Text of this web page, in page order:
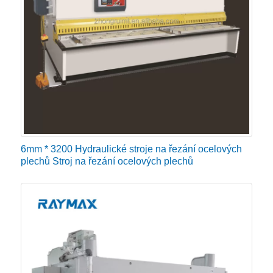
● Postel
Lůžko hydraulických nůžek na prodej je místo, kde
bude operátor pracovat a podávat materiál do nožů.
Lůžko je oporou jak pro stříhací čepel, tak pro
materiál. Lůžko podpírá nůž a materiál při jeho
materiál a provoz.
● Pravoúhlé rameno
Jak název napovídá, pravoúhlé rameno se používá ke
stupňů. Pravoúhlé rameno musí být bezpečné a
přesné. Podívejte se na konstrukci a výrobu ramene,
6mm * 3200 Hydraulické stroje na řezání ocelových
plechů Stroj na řezání ocelových plechů